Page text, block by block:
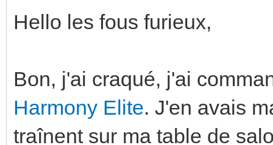
Hello les fous furieux,
Bon, j'ai craqué, j'ai
Harmony Elite. J'en avais
traînent sur ma table de